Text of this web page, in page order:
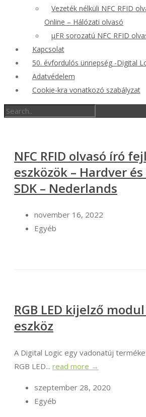
Vezeték nélküli NFC RFID
Online – Hálózati olvasó
μFR sorozatú NFC RFID
Kapcsolat
50. évfordulós ünnepség -Digital
Adatvédelem
Cookie-kra vonatkozó szabályzat
NFC RFID olvasó író
eszközök – Hardver
SDK – Nederlands
november 16, 2022
Egyéb
RGB LED kijelző
eszköz
A Digital Logic egy vadonatúj
RGB LED... read more →
szeptember 28, 2020
Egyéb